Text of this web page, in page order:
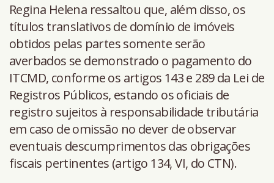
Regina Helena ressaltou que, além disso, os
títulos translativos de domínio de imóveis
obtidos pelas partes somente serão
averbados se demonstrado o pagamento do
ITCMD, conforme os artigos 143 e 289 da Lei de
Registros Públicos, estando os oficiais de
registro sujeitos à responsabilidade tributária
em caso de omissão no dever de observar
eventuais descumprimentos das obrigações
fiscais pertinentes (artigo 134, VI, do CTN).